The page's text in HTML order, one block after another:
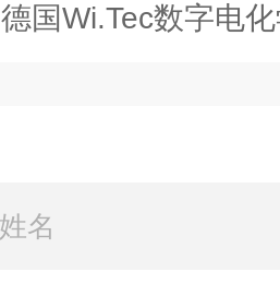
德国Wi.Tec数字电化学